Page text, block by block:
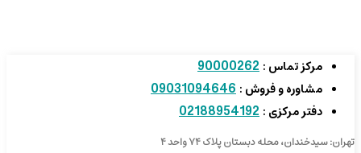
مرکز تماس : 90000262
مشاوره و فروش : 09031094646
دفتر مرکزی : 02188954192
تهران: سیدخندان، محله دبستان پلاک ۷۴ واحد ۴